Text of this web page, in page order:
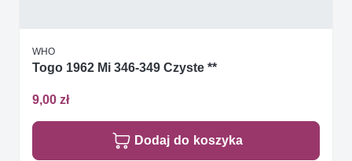
WHO
Togo 1962 Mi 346-349 Czyste **
9,00 zł
Dodaj do koszyka